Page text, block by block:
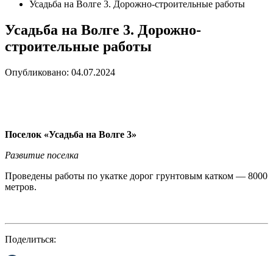
Усадьба на Волге 3. Дорожно-строительные работы
Усадьба на Волге 3. Дорожно-
строительные работы
Опубликовано: 04.07.2024
Поселок «Усадьба на Волге 3»
Развитие поселка
Проведены работы по укатке дорог грунтовым катком — 8000
метров.
Поделиться: